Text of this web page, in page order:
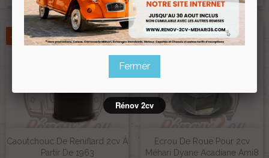
Caoutchouc De Reniflard 2cv À
Partir De 1963
-15%
Ecrou De Roue Pour 2cv
Méhari Dyane Acadiane Ami8
-15%
Fermer
Rénov 2cv